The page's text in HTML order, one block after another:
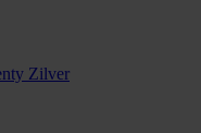
Zilver